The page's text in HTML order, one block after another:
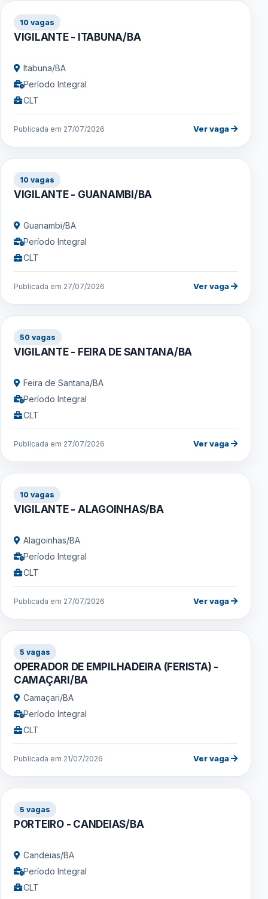
10 vagas
VIGILANTE - ITABUNA/BA
Itabuna/BA
Período Integral
CLT
Publicada em 27/07/2026 Ver vaga
10 vagas
VIGILANTE - GUANAMBI/BA
Guanambi/BA
Período Integral
CLT
Publicada em 27/07/2026 Ver vaga
50 vagas
VIGILANTE - FEIRA DE SANTANA/BA
Feira de Santana/BA
Período Integral
CLT
Publicada em 27/07/2026 Ver vaga
10 vagas
VIGILANTE - ALAGOINHAS/BA
Alagoinhas/BA
Período Integral
CLT
Publicada em 27/07/2026 Ver vaga
5 vagas
OPERADOR DE EMPILHADEIRA (FERISTA) -
CAMAÇARI/BA
Camaçari/BA
Período Integral
CLT
Publicada em 21/07/2026 Ver vaga
5 vagas
PORTEIRO - CANDEIAS/BA
Candeias/BA
Período Integral
CLT